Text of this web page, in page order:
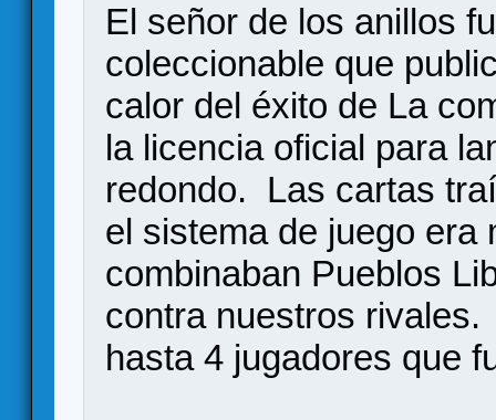
El señor de los anillos
coleccionable que
calor del éxito de La
la licencia oficial para
redondo. Las cartas
el sistema de juego
combinaban Pueblos
contra nuestros
hasta 4 jugadores que